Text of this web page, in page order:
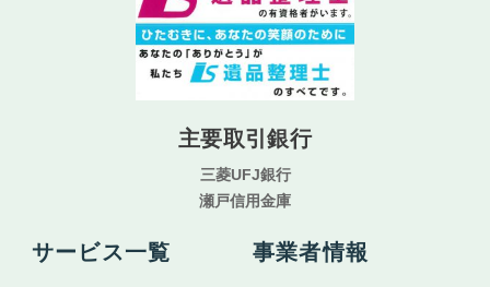
主要取引銀行
三菱UFJ銀行
瀬戸信用金庫
サービス一覧 事業者情報